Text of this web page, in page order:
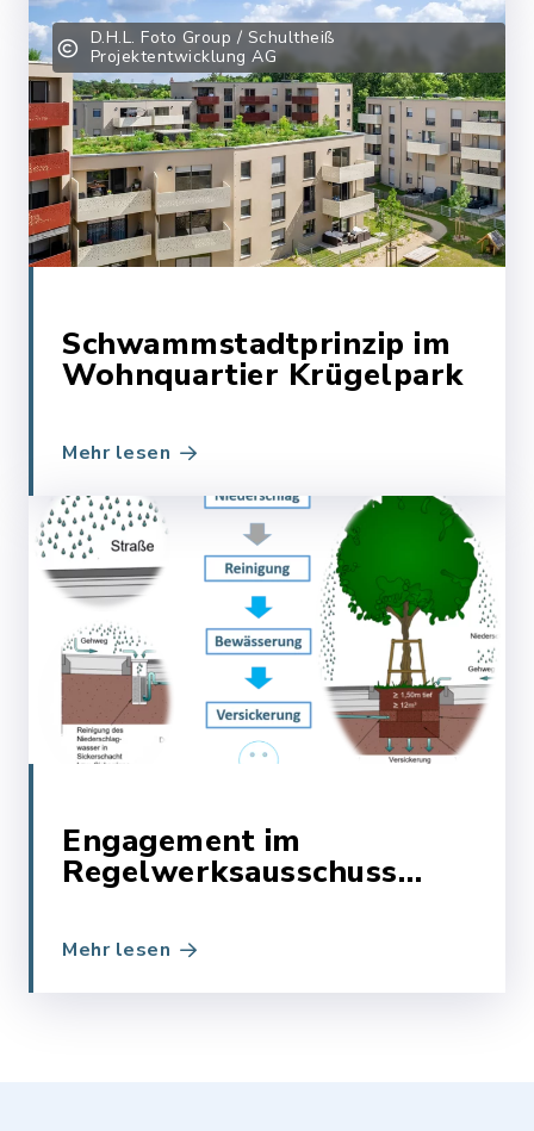
D.H.L. Foto Group / Schultheiß
Projektentwicklung AG
Schwammstadtprinzip im
Wohnquartier Krügelpark
Mehr lesen
Engagement im
Regelwerksausschuss
und Regenwasser-
bewirtschaftung
Mehr lesen